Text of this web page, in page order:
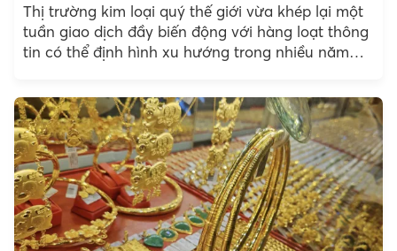
Thị trường kim loại quý thế giới vừa khép lại một
tuần giao dịch đầy biến động với hàng loạt thông
tin có thể định hình xu hướng trong nhiều năm